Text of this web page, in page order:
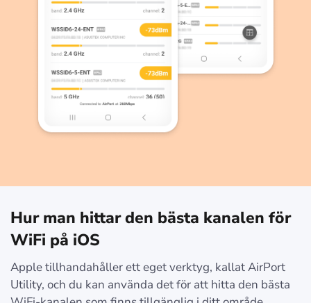
Hur man hittar den bästa kanalen för
WiFi på iOS
Apple tillhandahåller ett eget verktyg, kallat AirPort
Utility, och du kan använda det för att hitta den bästa